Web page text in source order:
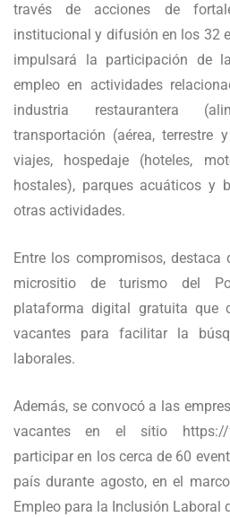
través de acciones de
institucional y difusión en los 32
impulsará la participación de
empleo en actividades
industria restaurantera
transportación (aérea, terrestre
viajes, hospedaje (hoteles,
hostales), parques acuáticos y
otras actividades.
Entre los compromisos, destaca
micrositio de turismo del
plataforma digital gratuita que
vacantes para facilitar la
laborales.
Además, se convocó a las
vacantes en el sitio https://
participar en los cerca de 60
país durante agosto, en el
Empleo para la Inclusión Laboral